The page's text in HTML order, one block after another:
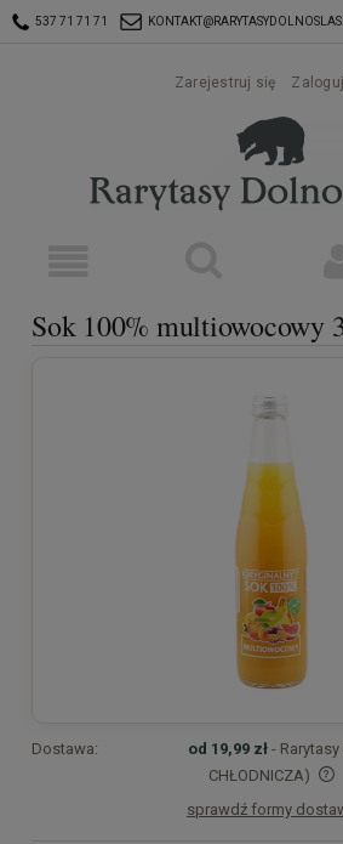
537 71 71 71
Zarejestruj się
Sok 100% multiowocowy
Dostawa: od 19,99 zł -
CHŁODNICZA)
Cena nie zawiera ewentualnych kosztów
sprawdź formy